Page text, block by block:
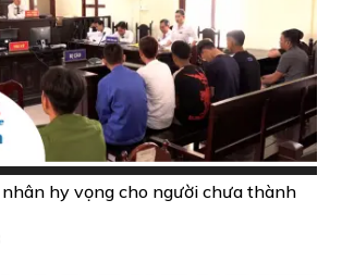
hy vọng cho người chưa thành